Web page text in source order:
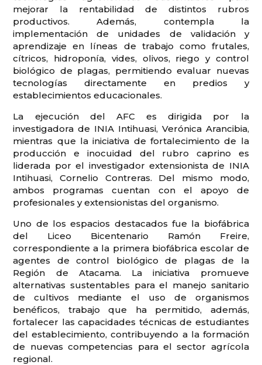
mejorar la rentabilidad de distintos rubros
productivos. Además, contempla la
implementación de unidades de validación y
aprendizaje en líneas de trabajo como frutales,
cítricos, hidroponía, vides, olivos, riego y control
biológico de plagas, permitiendo evaluar nuevas
tecnologías directamente en predios y
establecimientos educacionales.
La ejecución del AFC es dirigida por la
investigadora de INIA Intihuasi, Verónica Arancibia,
mientras que la iniciativa de fortalecimiento de la
producción e inocuidad del rubro caprino es
liderada por el investigador extensionista de INIA
Intihuasi, Cornelio Contreras. Del mismo modo,
ambos programas cuentan con el apoyo de
profesionales y extensionistas del organismo.
Uno de los espacios destacados fue la biofábrica
del Liceo Bicentenario Ramón Freire,
correspondiente a la primera biofábrica escolar de
agentes de control biológico de plagas de la
Región de Atacama. La iniciativa promueve
alternativas sustentables para el manejo sanitario
de cultivos mediante el uso de organismos
benéficos, trabajo que ha permitido, además,
fortalecer las capacidades técnicas de estudiantes
del establecimiento, contribuyendo a la formación
de nuevas competencias para el sector agrícola
regional.